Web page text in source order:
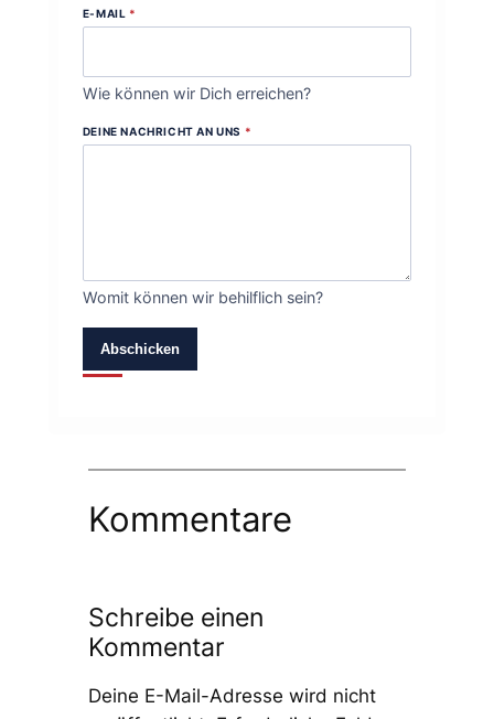
E-MAIL *
Wie können wir Dich erreichen?
DEINE NACHRICHT AN UNS *
Womit können wir behilflich sein?
Abschicken
Kommentare
Schreibe einen
Kommentar
Deine E-Mail-Adresse wird nicht